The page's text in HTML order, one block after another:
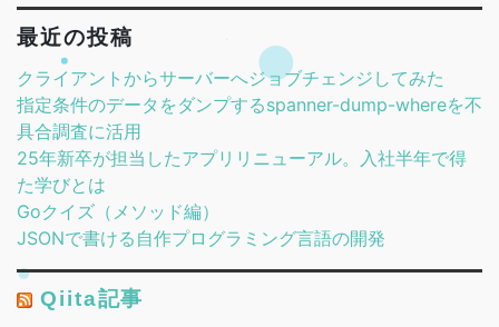
最近の投稿
クライアントからサーバーへジョブチェンジしてみた
指定条件のデータをダンプするspanner-dump-whereを不
具合調査に活用
25年新卒が担当したアプリリニューアル。入社半年で得
た学びとは
Goクイズ（メソッド編）
JSONで書ける自作プログラミング言語の開発
Qiita記事